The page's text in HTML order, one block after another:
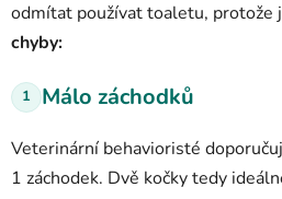
odmítat používat toaletu, protože
chyby:
1 Málo záchodků
Veterinární behavioristé
1 záchodek. Dvě kočky tedy